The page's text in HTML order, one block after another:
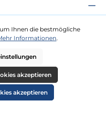
Ihnen die bestmögliche
Informationen.
akzeptieren
akzeptieren